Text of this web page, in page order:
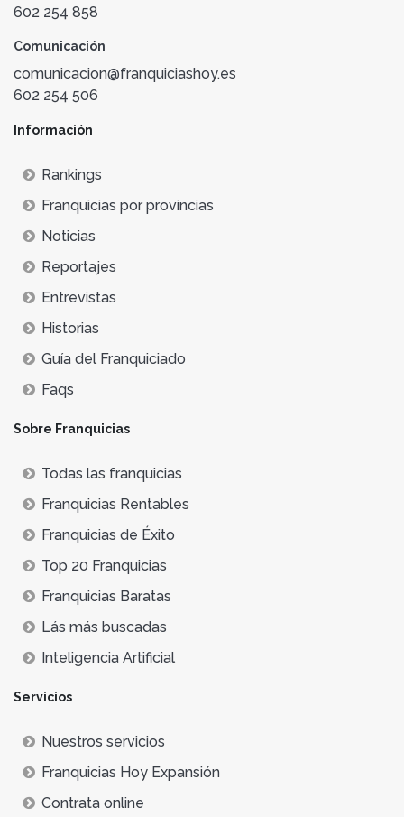
602 254 858
Comunicación
comunicacion@franquiciashoy.es
602 254 506
Información
Rankings
Franquicias por provincias
Noticias
Reportajes
Entrevistas
Historias
Guía del Franquiciado
Faqs
Sobre Franquicias
Todas las franquicias
Franquicias Rentables
Franquicias de Éxito
Top 20 Franquicias
Franquicias Baratas
Lás más buscadas
Inteligencia Artificial
Servicios
Nuestros servicios
Franquicias Hoy Expansión
Contrata online